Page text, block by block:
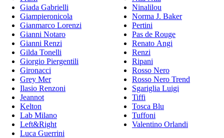
Giada Gabrielli
Giampieronicola
Gianmarco Lorenzi
Gianni Notaro
Gianni Renzi
Gilda Tonelli
Giorgio Piergentili
Gironacci
Grey Mer
Ilasio Renzoni
Jeannot
Kelton
Lab Milano
Left&Right
Luca Guerrini
Ninalilou
Norma J. Baker
Pertini
Pas de Rouge
Renato Angi
Renzi
Ripani
Rosso Nero
Rosso Nero Trend
Sgariglia Luigi
Tiffi
Tosca Blu
Tuffoni
Valentino Orlandi